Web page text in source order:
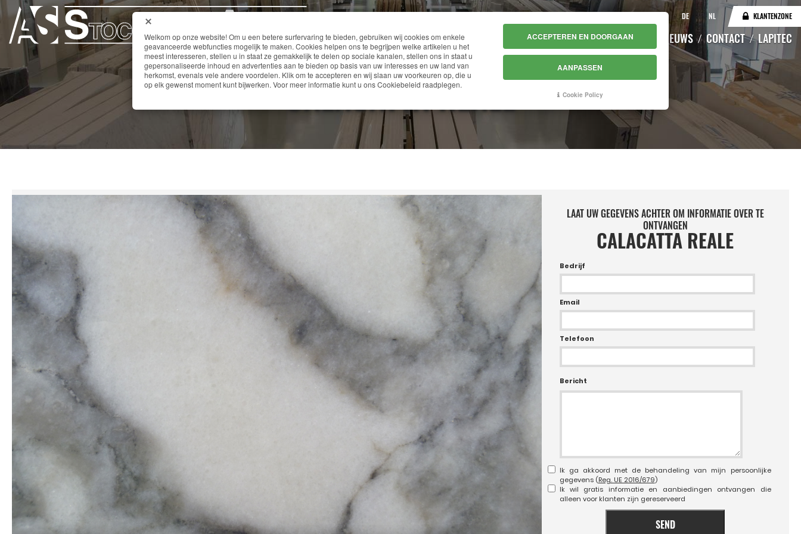
DE NL KLANTENZONE
HOME BEDRIJF CATALOGUS MAGAZIJN NIEUWS CONTACT LAPITEC
CALACATTA REALE
LAAT UW GEGEVENS ACHTER OM INFORMATIE OVER TE
ONTVANGEN
CALACATTA REALE
Bedrijf
Email
Telefoon
Bericht
Ik ga akkoord met de behandeling van mijn persoonlijke
gegevens (Reg. UE 2016/679)
Ik wil gratis informatie en aanbiedingen ontvangen die
alleen voor klanten zijn gereserveerd
SEND
Welkom op onze website! Om u een betere surfervaring te bieden, gebruiken wij cookies om enkele
geavanceerde webfuncties mogelijk te maken. Cookies helpen ons te begrijpen welke artikelen u het
meest interesseren, stellen u in staat ze gemakkelijk te delen op sociale kanalen, stellen ons in staat u
gepersonaliseerde inhoud en advertenties aan te bieden op basis van uw interesses en uw land van
herkomst, evenals vele andere voordelen. Klik om te accepteren en wij slaan uw voorkeuren op, die u
op elk gewenst moment kunt bijwerken. Voor meer informatie kunt u ons Cookiebeleid raadplegen.
ACCEPTEREN EN DOORGAAN
AANPASSEN
Cookie Policy